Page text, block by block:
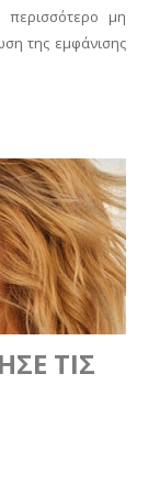
μη
της εμφάνισης
ΤΙΣ